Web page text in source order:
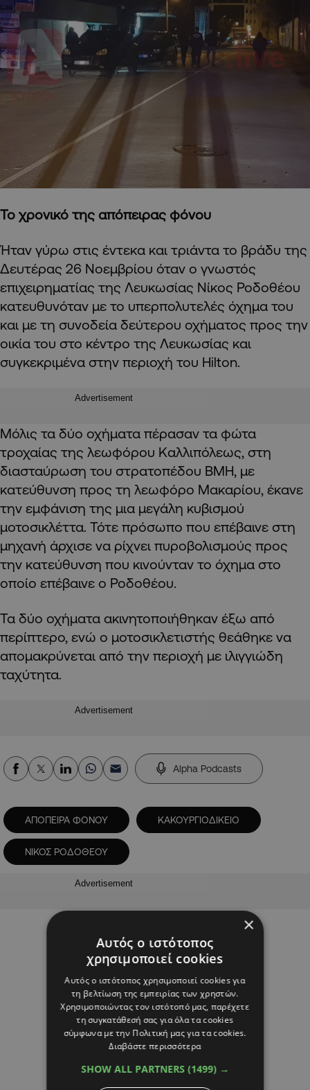
To χρονικό της απόπειρας φόνου
Ήταν γύρω στις έντεκα και τριάντα το βράδυ της
Δευτέρας 26 Νοεμβρίου όταν ο γνωστός
επιχειρηματίας της Λευκωσίας Νίκος Ροδοθέου
κατευθυνόταν με το υπερπολυτελές όχημα του
και με τη συνοδεία δεύτερου οχήματος προς την
οικία του στο κέντρο της Λευκωσίας και
συγκεκριμένα στην περιοχή του Hilton.
Advertisement
Μόλις τα δύο οχήματα πέρασαν τα φώτα
τροχαίας της λεωφόρου Καλλιπόλεως, στη
διασταύρωση του στρατοπέδου BMH, με
κατεύθυνση προς τη λεωφόρο Μακαρίου, έκανε
την εμφάνιση της μια μεγάλη κυβισμού
μοτοσικλέττα. Τότε πρόσωπο που επέβαινε στη
μηχανή άρχισε να ρίχνει πυροβολισμούς προς
την κατεύθυνση που κινούνταν το όχημα στο
οποίο επέβαινε ο Ροδοθέου.
Τα δύο οχήματα ακινητοποιήθηκαν έξω από
περίπτερο, ενώ ο μοτοσικλετιστής θεάθηκε να
απομακρύνεται από την περιοχή με ιλιγγιώδη
ταχύτητα.
Advertisement
Alpha Podcasts
ΑΠΟΠΕΙΡΑ ΦΟΝΟΥ ΚΑΚΟΥΡΓΙΟΔΙΚΕΙΟ
ΝΙΚΟΣ ΡΟΔΟΘΕΟΥ
Advertisement
×
Αυτός ο ιστότοπος
χρησιμοποιεί cookies
Αυτός ο ιστότοπος χρησιμοποιεί cookies για
τη βελτίωση της εμπειρίας των χρηστών.
Χρησιμοποιώντας τον ιστότοπό μας, παρέχετε
τη συγκατάθεσή σας για όλα τα cookies
σύμφωνα με την Πολιτική μας για τα cookies.
Διαβάστε περισσότερα
SHOW ALL PARTNERS (1499) →